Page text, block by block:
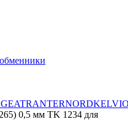
GEATRANTERNORD
0,5 мм TK 1234 для